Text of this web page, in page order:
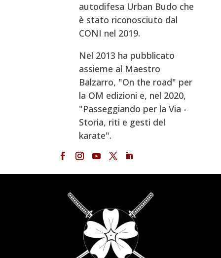
autodifesa Urban Budo che
è stato riconosciuto dal
CONI nel 2019.
Nel 2013 ha pubblicato
assieme al Maestro
Balzarro, "On the road" per
la OM edizioni e, nel 2020,
"Passeggiando per la Via -
Storia, riti e gesti del
karate".